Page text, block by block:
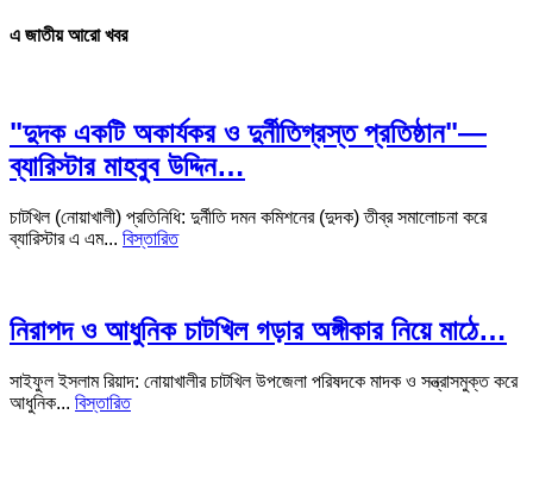
এ জাতীয় আরো খবর
"দুদক একটি অকার্যকর ও দুর্নীতিগ্রস্ত প্রতিষ্ঠান"—
ব্যারিস্টার মাহবুব উদ্দিন…
চাটখিল (নোয়াখালী) প্রতিনিধি: দুর্নীতি দমন কমিশনের (দুদক) তীব্র সমালোচনা করে
ব্যারিস্টার এ এম... বিস্তারিত
নিরাপদ ও আধুনিক চাটখিল গড়ার অঙ্গীকার নিয়ে মাঠে…
সাইফুল ইসলাম রিয়াদ: নোয়াখালীর চাটখিল উপজেলা পরিষদকে মাদক ও সন্ত্রাসমুক্ত করে
আধুনিক... বিস্তারিত